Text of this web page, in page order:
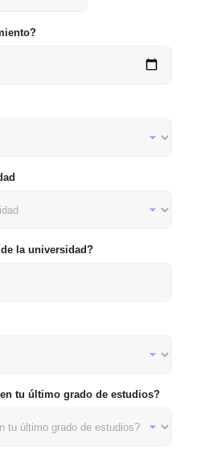
la universidad?
tu último grado de estudios?